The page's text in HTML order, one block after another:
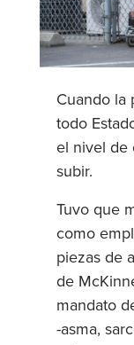
Cuando la
todo
el nivel de
subir.
Tuvo que
como
piezas de
de
mandato
-asma,